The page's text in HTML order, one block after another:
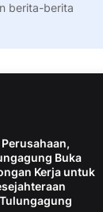
berita-berita
Buka
Kerja untuk